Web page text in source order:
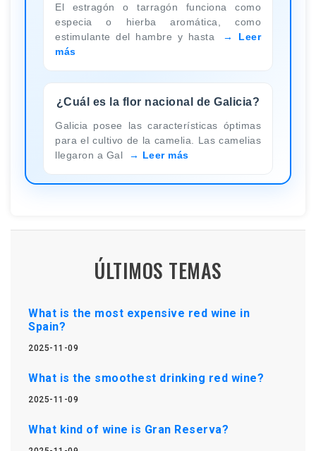
El estragón o tarragón funciona como
especia o hierba aromática, como
estimulante del hambre y hasta
Leer
más
¿Cuál es la flor nacional de Galicia?
Galicia posee las características óptimas
para el cultivo de la camelia. Las camelias
llegaron a Gal
Leer más
ÚLTIMOS TEMAS
What is the most expensive red wine in
Spain?
2025-11-09
What is the smoothest drinking red wine?
2025-11-09
What kind of wine is Gran Reserva?